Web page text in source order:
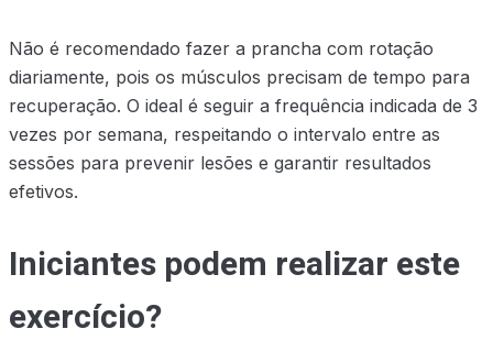
Não é recomendado fazer a prancha com rotação
diariamente, pois os músculos precisam de tempo para
recuperação. O ideal é seguir a frequência indicada de 3
vezes por semana, respeitando o intervalo entre as
sessões para prevenir lesões e garantir resultados
efetivos.
Iniciantes podem realizar este
exercício?